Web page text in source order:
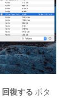
回復する ボタ